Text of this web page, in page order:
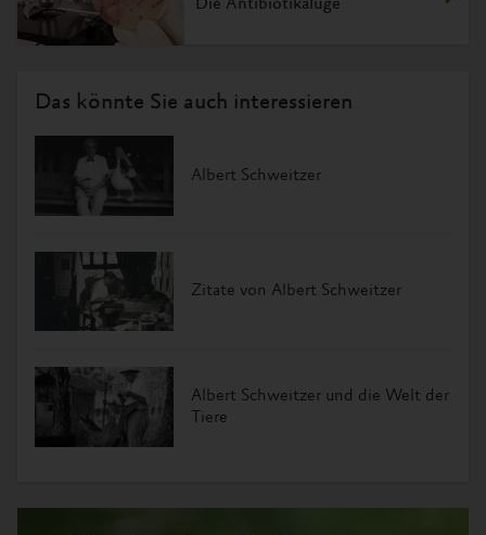
Die Antibiotikalüge
Das könnte Sie auch interessieren
Albert Schweitzer
Zitate von Albert Schweitzer
Albert Schweitzer und die Welt der
Tiere